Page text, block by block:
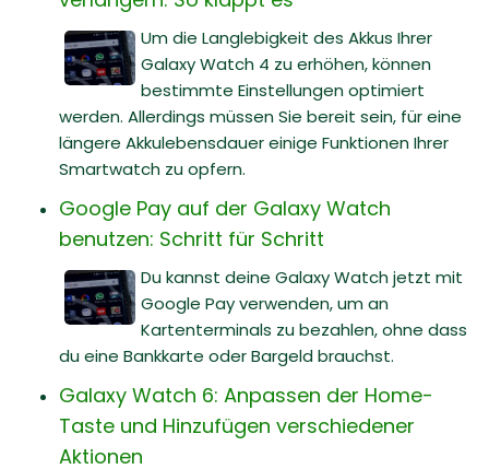
Um die Langlebigkeit des Akkus Ihrer
Galaxy Watch 4 zu erhöhen, können
bestimmte Einstellungen optimiert
werden. Allerdings müssen Sie bereit sein, für eine
längere Akkulebensdauer einige Funktionen Ihrer
Smartwatch zu opfern.
Google Pay auf der Galaxy Watch
benutzen: Schritt für Schritt
Du kannst deine Galaxy Watch jetzt mit
Google Pay verwenden, um an
Kartenterminals zu bezahlen, ohne dass
du eine Bankkarte oder Bargeld brauchst.
Galaxy Watch 6: Anpassen der Home-
Taste und Hinzufügen verschiedener
Aktionen